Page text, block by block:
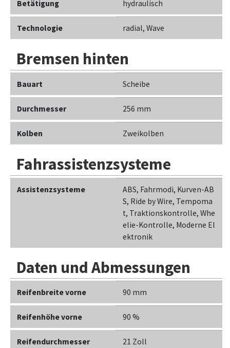
Betätigung hydraulisch
Technologie radial, Wave
Bremsen hinten
Bauart Scheibe
Durchmesser 256 mm
Kolben Zweikolben
Fahrassistenzsysteme
Assistenzsysteme
ABS, Fahrmodi, Kurven-AB
S, Ride by Wire, Tempoma
t, Traktionskontrolle, Whe
elie-Kontrolle, Moderne El
ektronik
Daten und Abmessungen
Reifenbreite vorne 90 mm
Reifenhöhe vorne 90 %
Reifendurchmesser
21 Zoll